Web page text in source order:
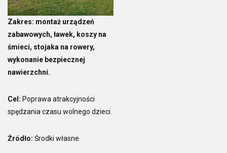
Zakres: montaż urządzeń
zabawowych, ławek, koszy na
śmieci, stojaka na rowery,
wykonanie bezpiecznej
nawierzchni.
Cel: Poprawa atrakcyjności
spędzania czasu wolnego dzieci.
Źródło: Środki własne